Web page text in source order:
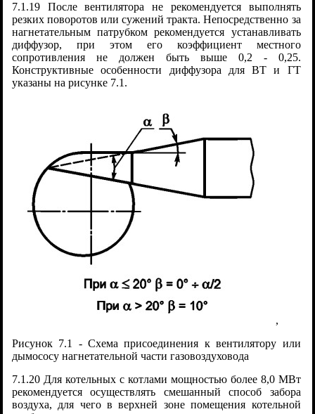
7.1.19 После вентилятора не рекомендуется выполнять
резких поворотов или сужений тракта. Непосредственно за
нагнетательным патрубком рекомендуется устанавливать
диффузор, при этом его коэффициент местного
сопротивления не должен быть выше 0,2 - 0,25.
Конструктивные особенности диффузора для ВТ и ГТ
указаны на рисунке 7.1.
,
Рисунок 7.1 - Схема присоединения к вентилятору или
дымососу нагнетательной части газовоздуховода
7.1.20 Для котельных с котлами мощностью более 8,0 МВт
рекомендуется осуществлять смешанный способ забора
воздуха, для чего в верхней зоне помещения котельной